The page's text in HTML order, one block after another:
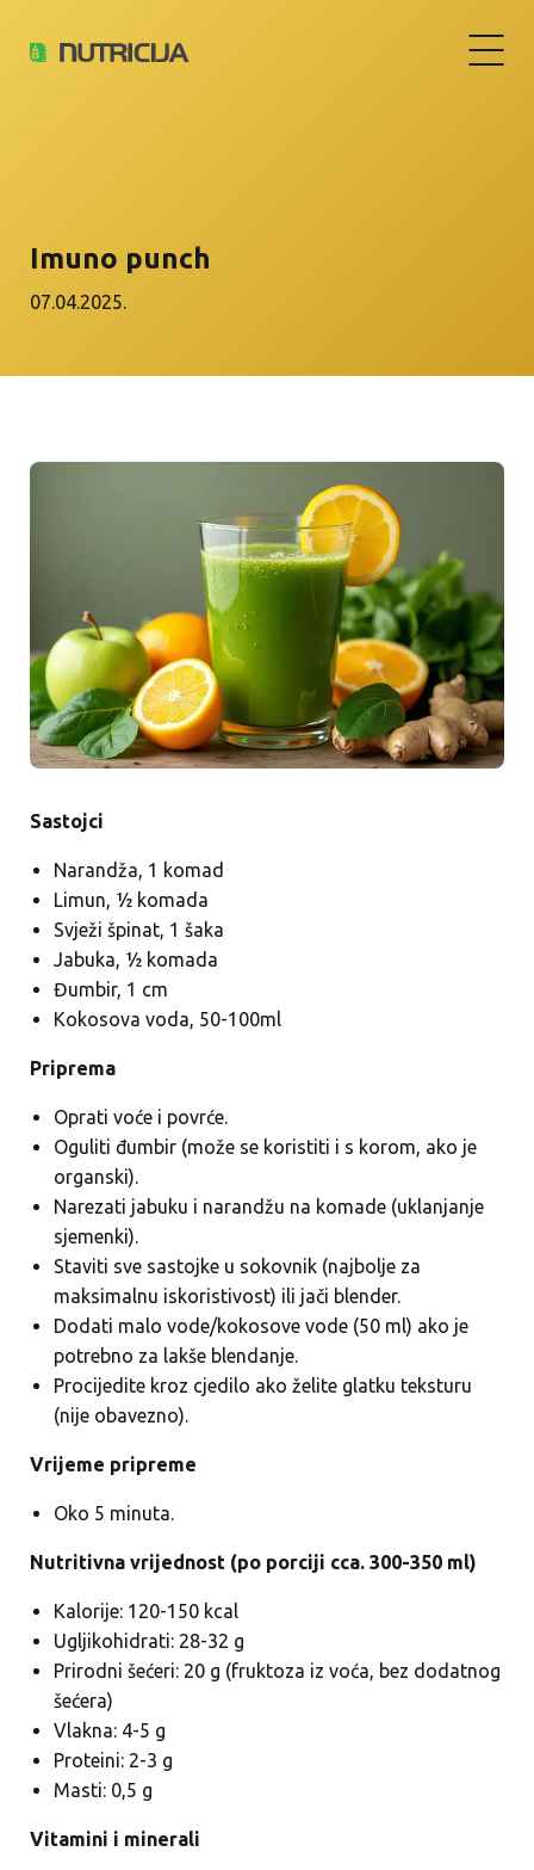
Imuno punch
07.04.2025.
Sastojci
Narandža, 1 komad
Limun, ½ komada
Svježi špinat, 1 šaka
Jabuka, ½ komada
Đumbir, 1 cm
Kokosova voda, 50-100ml
Priprema
Oprati voće i povrće.
Oguliti đumbir (može se koristiti i s korom, ako je
organski).
Narezati jabuku i narandžu na komade (uklanjanje
sjemenki).
Staviti sve sastojke u sokovnik (najbolje za
maksimalnu iskoristivost) ili jači blender.
Dodati malo vode/kokosove vode (50 ml) ako je
potrebno za lakše blendanje.
Procijedite kroz cjedilo ako želite glatku teksturu
(nije obavezno).
Vrijeme pripreme
Oko 5 minuta.
Nutritivna vrijednost (po porciji cca. 300-350 ml)
Kalorije: 120-150 kcal
Ugljikohidrati: 28-32 g
Prirodni šećeri: 20 g (fruktoza iz voća, bez dodatnog
šećera)
Vlakna: 4-5 g
Proteini: 2-3 g
Masti: 0,5 g
Vitamini i minerali